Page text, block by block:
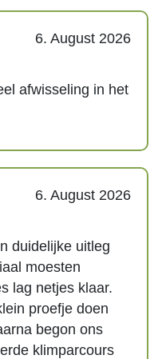
6. August 2026
afwisseling in het
6. August 2026
duidelijke uitleg
moesten
lag netjes klaar.
proefje doen
begon ons
klimparcours